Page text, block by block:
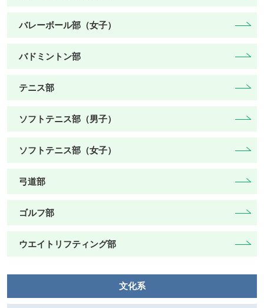
バレーボール部（女子）
バドミントン部
テニス部
ソフトテニス部（男子）
ソフトテニス部（女子）
弓道部
ゴルフ部
ウエイトリフティング部
文化系